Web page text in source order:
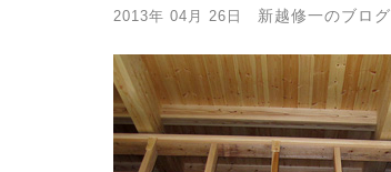
2013年 04月 26日 新越修一のブログ